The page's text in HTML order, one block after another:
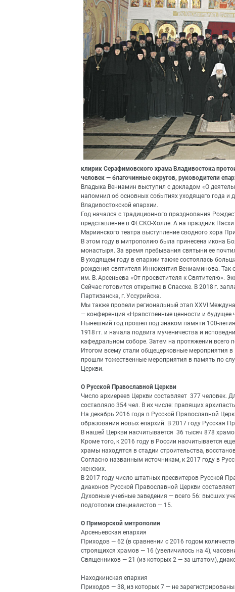
клирик Серафимовского храма Владивостока
человек — благочинные округов, руководители
Владыка Вениамин выступил с докладом «О
напомнил об основных событиях уходящего года и
Владивостокской епархии.
Год начался с традиционного празднования
представление в ФЕСКО-Холле. А на праздник
Мариинского театра выступление сводного хора
В этом году в митрополию была принесена икона
монастыря. За время пребывания святыни ее
В уходящем году в епархии также состоялась
рождения святителя Иннокентия Вениаминова.
им. В. Арсеньева «От просветителя к Святителю».
Сейчас готовится открытие в Спасске. В 2018 г.
Партизанска, г. Уссурийска.
Мы также провели региональный этап XXVI
— конференция «Нравственные ценности и будущее
Нынешний год прошел под знаком памяти 100-
1918 гг. и начала подвига мученичества и
кафедральном соборе. Затем на протяжении
Итогом всему стали общецерковные мероприятия
прошли тожественные мероприятия в память по
Церкви.
О Русской Православной Церкви
Число архиереев Церкви составляет 377 человек.
составляло 354 чел. В их числе: правящих
На декабрь 2016 года в Русской Православной
образования новых епархий. В 2017 году Русская
В нашей Церкви насчитывается 36 тысяч 878
Кроме того, к 2016 году в России насчитывается
храмы находятся в стадии строительства,
Согласно названным источникам, к 2017 году в
женских.
В 2017 году число штатных пресвитеров Русской
диаконов Русской Православной Церкви
Духовные учебные заведения — всего 56: высших
подготовки специалистов — 15.
О Приморской митрополии
Арсеньевская епархия
Приходов — 62 (в сравнении с 2016 годом
строящихся храмов — 16 (увеличилось на 4),
Священников — 21 (из которых 2 — за штатом),
Находкинская епархия
Приходов — 38, из которых 7 — не